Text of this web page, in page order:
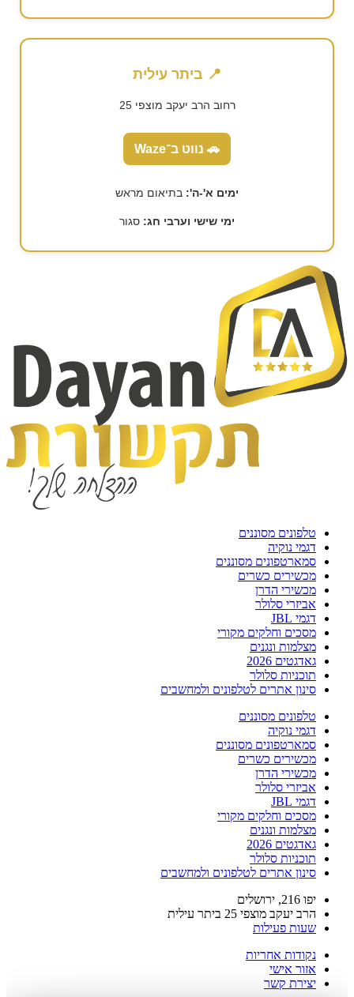
📍 ביתר עילית
רחוב הרב יעקב מוצפי 25
🚗 נווט ב־Waze
ימים א'-ה': בתיאום מראש
ימי שישי וערבי חג: סגור
טלפונים מסוננים
דגמי נוקיה
סמארטפונים מסוננים
מכשירים כשרים
מכשירי הדרן
אביזרי סלולר
דגמי JBL
מסכים וחלקים מקורי
מצלמות ונגנים
גאדגטים 2026
תוכניות סלולר
סינון אתרים לטלפונים ולמחשבים
טלפונים מסוננים
דגמי נוקיה
סמארטפונים מסוננים
מכשירים כשרים
מכשירי הדרן
אביזרי סלולר
דגמי JBL
מסכים וחלקים מקורי
מצלמות ונגנים
גאדגטים 2026
תוכניות סלולר
סינון אתרים לטלפונים ולמחשבים
יפו 216, ירושלים
הרב יעקב מוצפי 25 ביתר עילית
שעות פעילות
נקודות אחריות
אזור אישי
יצירת קשר